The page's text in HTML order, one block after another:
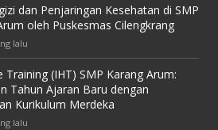
dan Penjaringan Kesehatan di SMP
oleh Puskesmas Cilengkrang
lalu
Training (IHT) SMP Karang Arum:
Tahun Ajaran Baru dengan
Kurikulum Merdeka
lalu